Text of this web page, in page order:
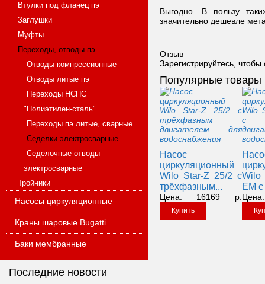
Втулки под фланец пэ
Заглушки
Муфты
Переходы, отводы пэ
Отводы компрессионные
Отводы литые пэ
Переходы НСПС
"Полиэтилен-сталь"
Переходы пэ литые, сварные
Седелки электросварные
Седелочные отводы
электросварные
Тройники
Насосы циркуляционные
Краны шаровые Bugatti
Баки мембранные
Последние новости
Выгодно. В пользу
значительно дешевле
Отзыв
Зарегистрируйтесь, чтобы
Популярные товары
Насос
циркуляционный
Wilo Star-Z 25/2 с
трёхфазным...
Цена: 16169 р.
Купить
EM
Цена: